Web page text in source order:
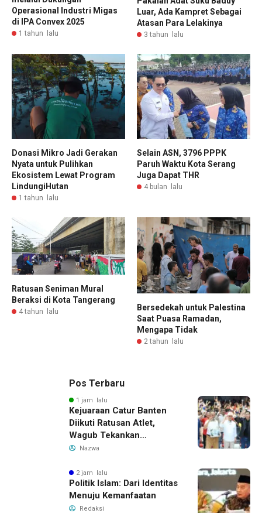
Operasional Industri Migas
di IPA Convex 2025
1 tahun lalu
Luar, Ada Kampret Sebagai
Atasan Para Lelakinya
3 tahun lalu
Donasi Mikro Jadi Gerakan
Nyata untuk Pulihkan
Ekosistem Lewat Program
LindungiHutan
1 tahun lalu
Selain ASN, 3796 PPPK
Paruh Waktu Kota Serang
Juga Dapat THR
4 bulan lalu
Ratusan Seniman Mural
Beraksi di Kota Tangerang
4 tahun lalu
Bersedekah untuk Palestina
Saat Puasa Ramadan,
Mengapa Tidak
2 tahun lalu
Pos Terbaru
1 jam lalu
Kejuaraan Catur Banten
Diikuti Ratusan Atlet,
Wagub Tekankan
Pembinaan Dini
Nazwa
2 jam lalu
Politik Islam: Dari Identitas
Menuju Kemanfaatan
Redaksi